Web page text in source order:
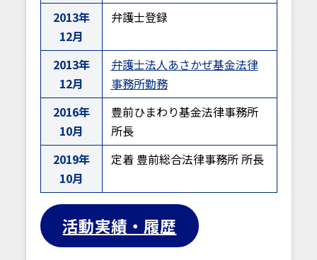
2013年
12月
弁護士登録
2013年
12月
弁護士法人あさかぜ基金法律
事務所勤務
2016年
10月
豊前ひまわり基金法律事務所
所長
2019年
10月
定着 豊前総合法律事務所 所長
活動実績・履歴